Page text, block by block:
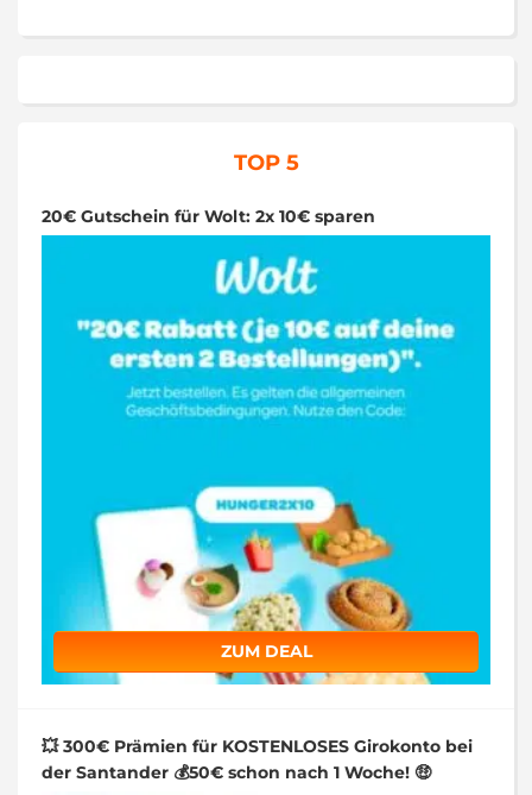
TOP 5
20€ Gutschein für Wolt: 2x 10€ sparen
ZUM DEAL
💥 300€ Prämien für KOSTENLOSES Girokonto bei
der Santander 💰50€ schon nach 1 Woche! 🤑